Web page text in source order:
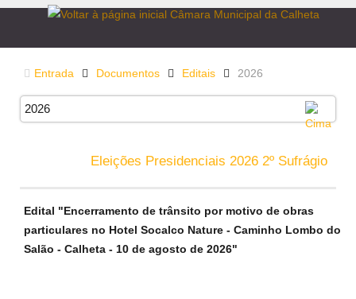
Entrada Documentos Editais 2026
2026
Eleições Presidenciais 2026 2º Sufrágio
Edital "Encerramento de trânsito por motivo de obras
particulares no Hotel Socalco Nature - Caminho Lombo do
Salão - Calheta - 10 de agosto de 2026"